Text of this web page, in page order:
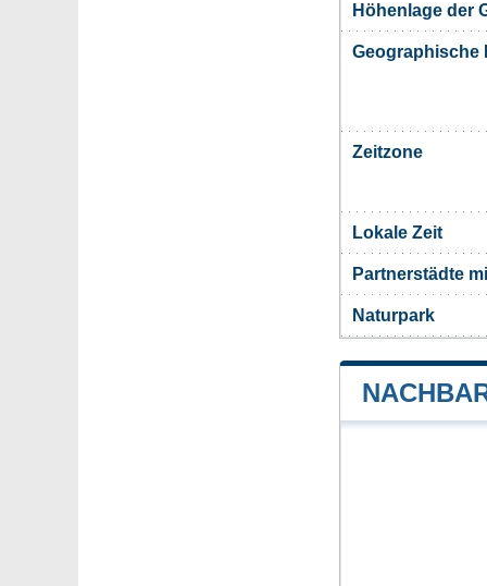
Höhenlage der
Geographische
Zeitzone
Lokale Zeit
Partnerstädte
Naturpark